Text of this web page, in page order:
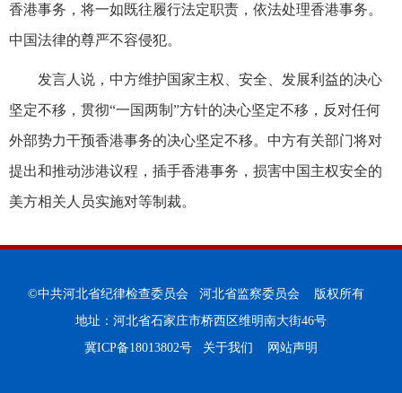
香港事务，将一如既往履行法定职责，依法处理香港事务。
中国法律的尊严不容侵犯。
发言人说，中方维护国家主权、安全、发展利益的决心
坚定不移，贯彻“一国两制”方针的决心坚定不移，反对任何
外部势力干预香港事务的决心坚定不移。中方有关部门将对
提出和推动涉港议程，插手香港事务，损害中国主权安全的
美方相关人员实施对等制裁。
©中共河北省纪律检查委员会 河北省监察委员会 版权所有
地址：河北省石家庄市桥西区维明南大街46号
冀ICP备18013802号
关于我们 网站声明